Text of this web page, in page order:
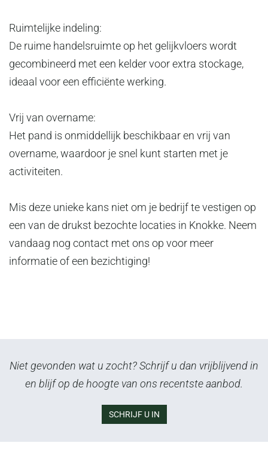
Ruimtelijke indeling:
De ruime handelsruimte op het gelijkvloers wordt
gecombineerd met een kelder voor extra stockage,
ideaal voor een efficiënte werking.
Vrij van overname:
Het pand is onmiddellijk beschikbaar en vrij van
overname, waardoor je snel kunt starten met je
activiteiten.
Mis deze unieke kans niet om je bedrijf te vestigen op
een van de drukst bezochte locaties in Knokke. Neem
vandaag nog contact met ons op voor meer
informatie of een bezichtiging!
Niet gevonden wat u zocht? Schrijf u dan vrijblijvend in
en blijf op de hoogte van ons recentste aanbod.
SCHRIJF U IN